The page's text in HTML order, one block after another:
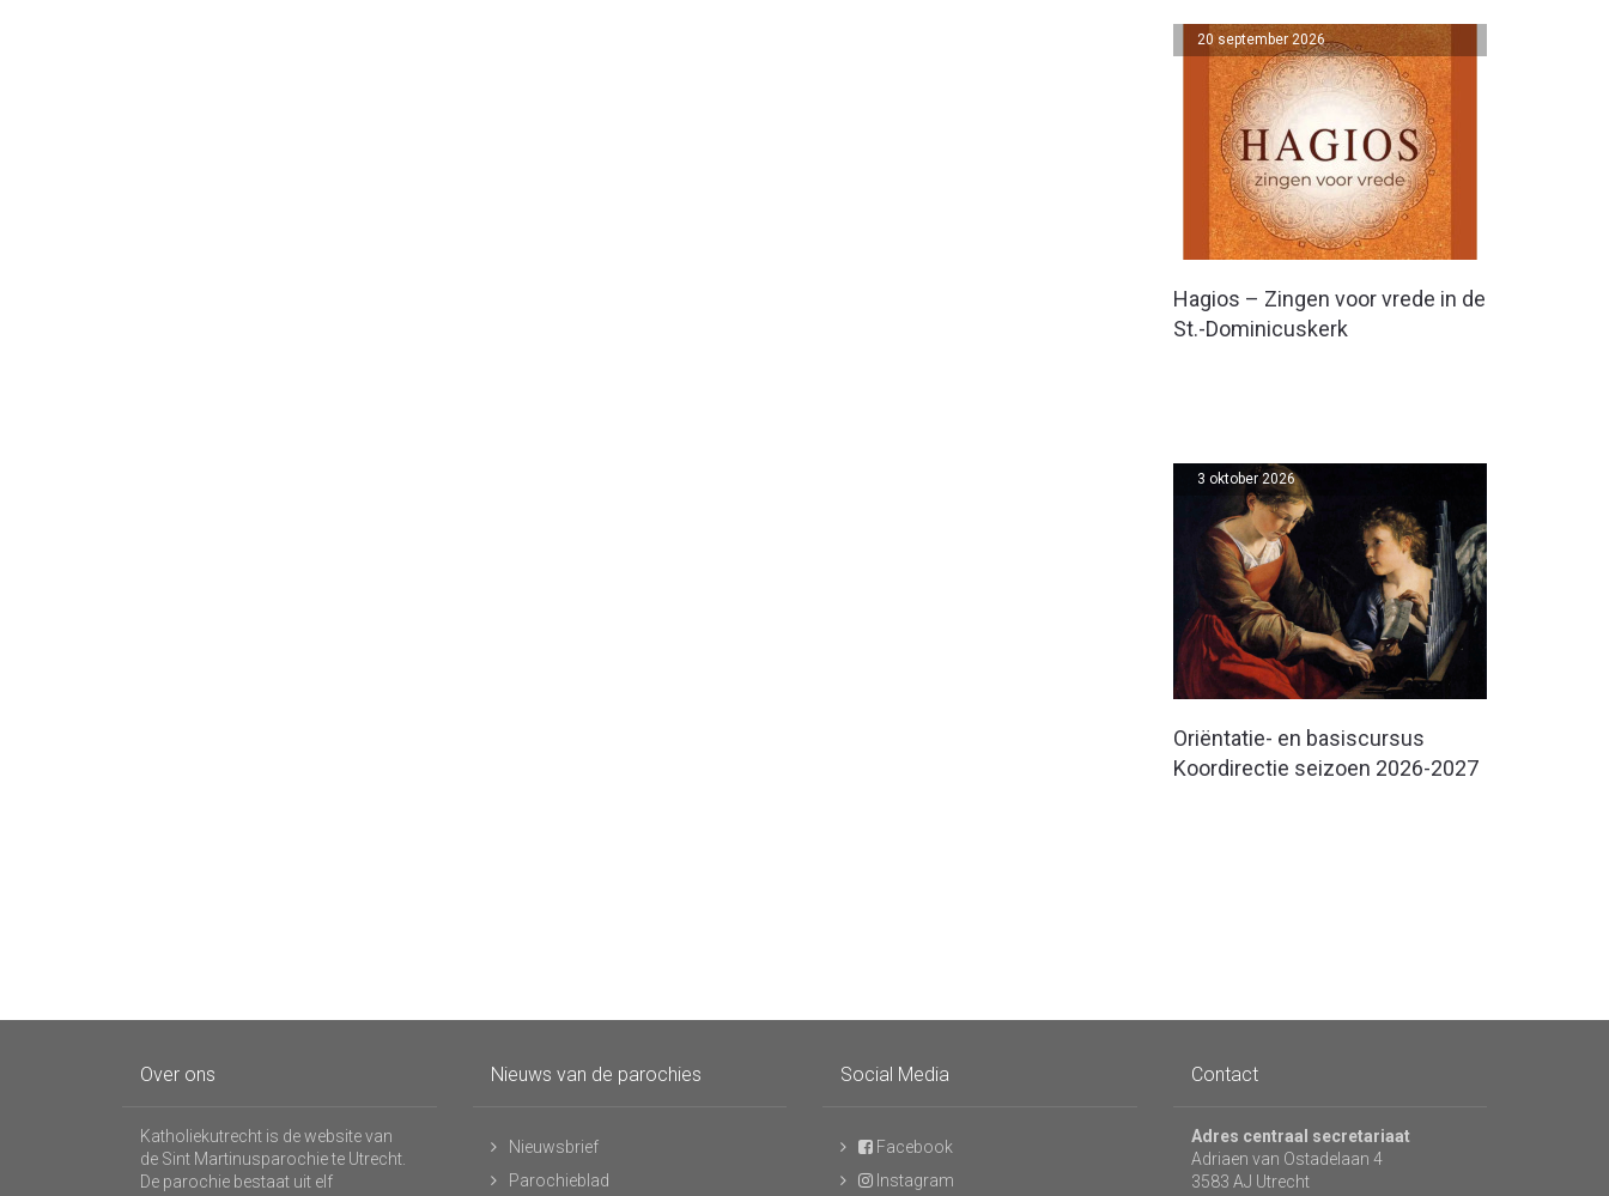
Hagios – Zingen voor vrede in de
St.-Dominicuskerk
20 september 2026
Oriëntatie- en basiscursus
Koordirectie seizoen 2026-2027
3 oktober 2026
Over ons
Katholiekutrecht is de website van
de Sint Martinusparochie te Utrecht.
De parochie bestaat uit elf
Nieuws van de parochies
Nieuwsbrief
Parochieblad
Social Media
Facebook
Instagram
Contact
Adres centraal secretariaat
Adriaen van Ostadelaan 4
3583 AJ Utrecht